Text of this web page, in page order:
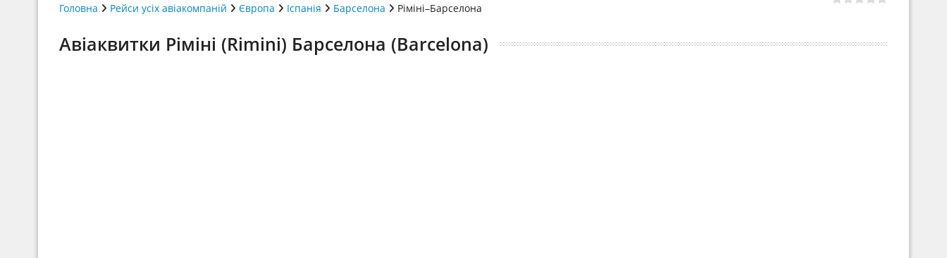
Головна Рейси усіх авіакомпаній Європа Іспанія Барселона Ріміні–Барселона
Авіаквитки Ріміні (Rimini) Барселона (Barcelona)